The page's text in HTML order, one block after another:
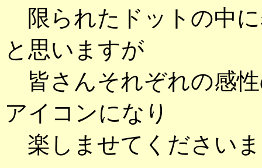
限られたドットの中
と思いますが
皆さんそれぞれの感
アイコンになり
楽しませてください